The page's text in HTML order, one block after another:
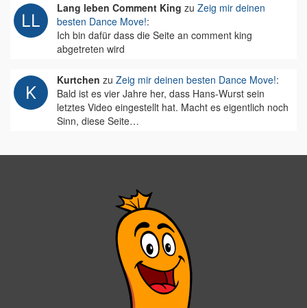
Lang leben Comment King zu Zeig mir deinen
besten Dance Move!:
Ich bin dafür dass die Seite an comment king
abgetreten wird
Kurtchen zu Zeig mir deinen besten Dance Move!:
Bald ist es vier Jahre her, dass Hans-Wurst sein
letztes Video eingestellt hat. Macht es eigentlich noch
Sinn, diese Seite…